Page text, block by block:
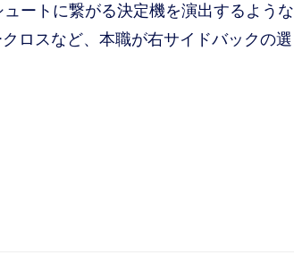
ートに繋がる決定機を演出するような
ロスなど、本職が右サイドバックの選